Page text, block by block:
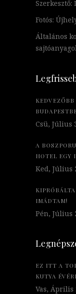
Szerkesztő:
Fotós:
Általános
Csü, Július
A
HOTEL EGY
Ked, Július
IMÁDTAM!
Pén, Július
EZ ITT A
KUTYA
Vas, Április